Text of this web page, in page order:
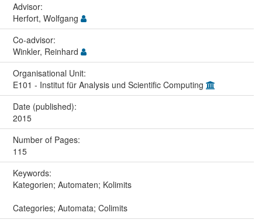
Advisor:
Herfort, Wolfgang
Co-advisor:
Winkler, Reinhard
Organisational Unit:
E101 - Institut für Analysis und Scientific Computing
Date (published):
2015
Number of Pages:
115
Keywords:
Kategorien; Automaten; Kolimits
Categories; Automata; Colimits